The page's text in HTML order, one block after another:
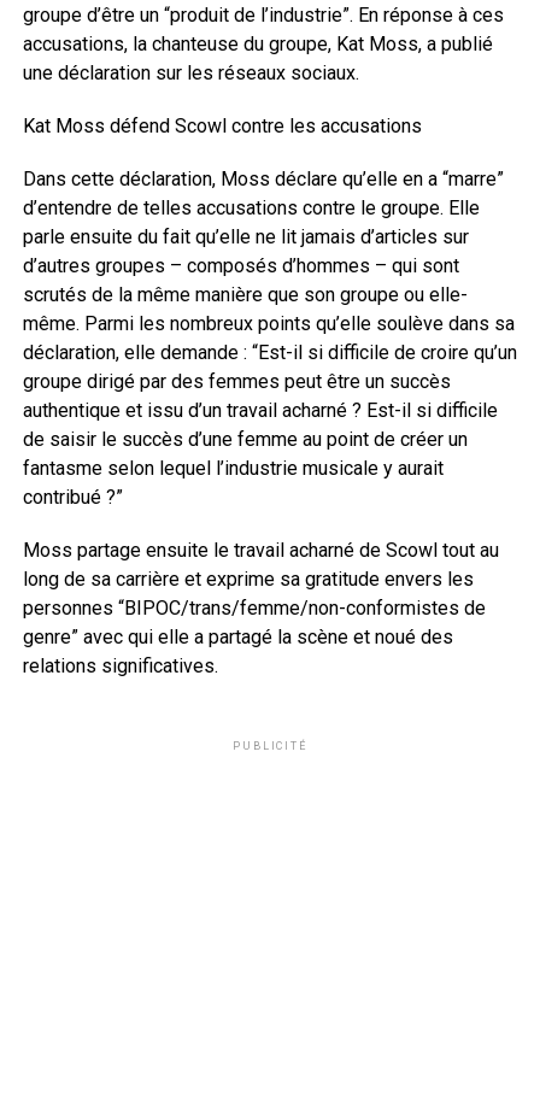
groupe d’être un “produit de l’industrie”. En réponse à ces
accusations, la chanteuse du groupe, Kat Moss, a publié
une déclaration sur les réseaux sociaux.
Kat Moss défend Scowl contre les accusations
Dans cette déclaration, Moss déclare qu’elle en a “marre”
d’entendre de telles accusations contre le groupe. Elle
parle ensuite du fait qu’elle ne lit jamais d’articles sur
d’autres groupes – composés d’hommes – qui sont
scrutés de la même manière que son groupe ou elle-
même. Parmi les nombreux points qu’elle soulève dans sa
déclaration, elle demande : “Est-il si difficile de croire qu’un
groupe dirigé par des femmes peut être un succès
authentique et issu d’un travail acharné ? Est-il si difficile
de saisir le succès d’une femme au point de créer un
fantasme selon lequel l’industrie musicale y aurait
contribué ?”
Moss partage ensuite le travail acharné de Scowl tout au
long de sa carrière et exprime sa gratitude envers les
personnes “BIPOC/trans/femme/non-conformistes de
genre” avec qui elle a partagé la scène et noué des
relations significatives.
PUBLICITÉ